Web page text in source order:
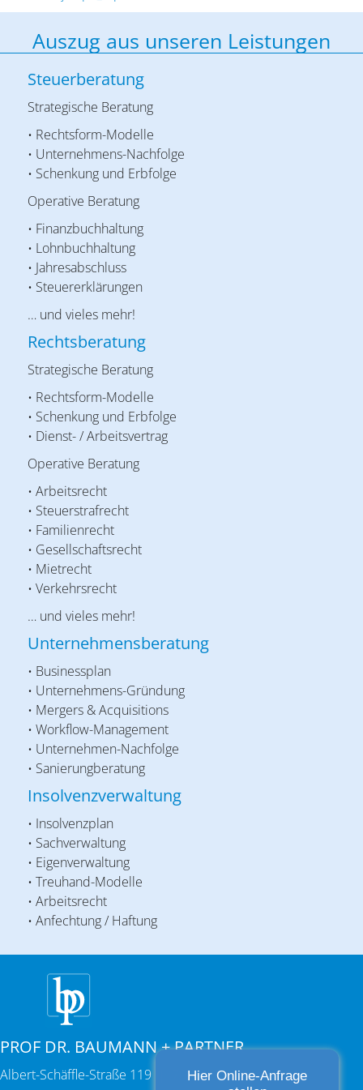
Auszug aus unseren Leistungen
Steuerberatung
Strategische Beratung
• Rechtsform-Modelle
• Unternehmens-Nachfolge
• Schenkung und Erbfolge
Operative Beratung
• Finanzbuchhaltung
• Lohnbuchhaltung
• Jahresabschluss
• Steuererklärungen
… und vieles mehr!
Rechtsberatung
Strategische Beratung
• Rechtsform-Modelle
• Schenkung und Erbfolge
• Dienst- / Arbeitsvertrag
Operative Beratung
• Arbeitsrecht
• Steuerstrafrecht
• Familienrecht
• Gesellschaftsrecht
• Mietrecht
• Verkehrsrecht
… und vieles mehr!
Unternehmensberatung
• Businessplan
• Unternehmens-Gründung
• Mergers & Acquisitions
• Workflow-Management
• Unternehmen-Nachfolge
• Sanierungberatung
Insolvenzverwaltung
• Insolvenzplan
• Sachverwaltung
• Eigenverwaltung
• Treuhand-Modelle
• Arbeitsrecht
• Anfechtung / Haftung
PROF DR. BAUMANN + PARTNER
Albert-Schäffle-Straße 119 | 70186 Stuttgart
Hier Online-Anfrage